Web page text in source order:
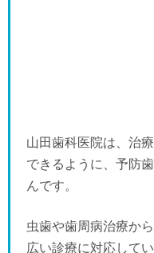
山田歯科医院は、治
できるように、予防
んです。
虫歯や歯周病治療か
広い診療に対応して